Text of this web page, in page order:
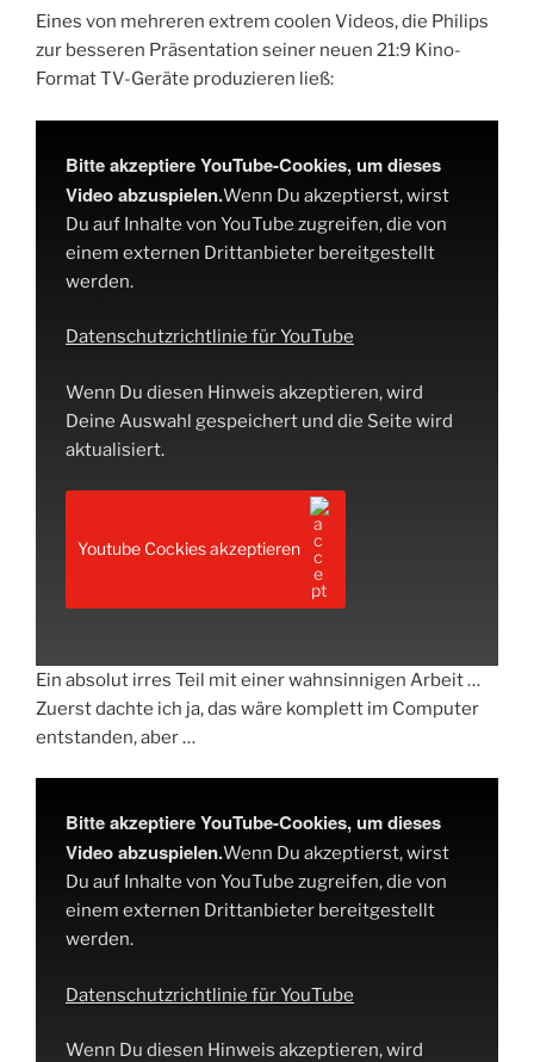
Eines von mehreren extrem coolen Videos, die Philips
zur besseren Präsentation seiner neuen 21:9 Kino-
Format TV-Geräte produzieren ließ:
Bitte akzeptiere YouTube-Cookies, um dieses
Video abzuspielen.Wenn Du akzeptierst, wirst
Du auf Inhalte von YouTube zugreifen, die von
einem externen Drittanbieter bereitgestellt
werden.
Datenschutzrichtlinie für YouTube
Wenn Du diesen Hinweis akzeptieren, wird
Deine Auswahl gespeichert und die Seite wird
aktualisiert.
Youtube Cockies akzeptieren
Ein absolut irres Teil mit einer wahnsinnigen Arbeit …
Zuerst dachte ich ja, das wäre komplett im Computer
entstanden, aber …
Bitte akzeptiere YouTube-Cookies, um dieses
Video abzuspielen.Wenn Du akzeptierst, wirst
Du auf Inhalte von YouTube zugreifen, die von
einem externen Drittanbieter bereitgestellt
werden.
Datenschutzrichtlinie für YouTube
Wenn Du diesen Hinweis akzeptieren, wird